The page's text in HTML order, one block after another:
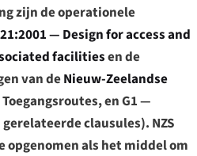
zijn de operationele
— Design for access and
facilitiesen de
van deNieuw-Zeelandse
en G1 —
clausules). NZS
opgenomen als het middel om